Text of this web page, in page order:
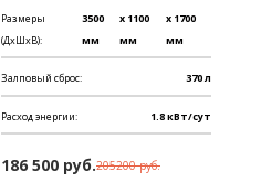
Размеры
(ДхШхВ):
3500
мм
x 1100
мм
x 1700
мм
Залповый сброс: 370 л
Расход энергии: 1.8 кВт/сут
186 500 руб.205200 руб.